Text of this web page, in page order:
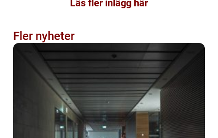
Läs fler inlägg här
Fler nyheter